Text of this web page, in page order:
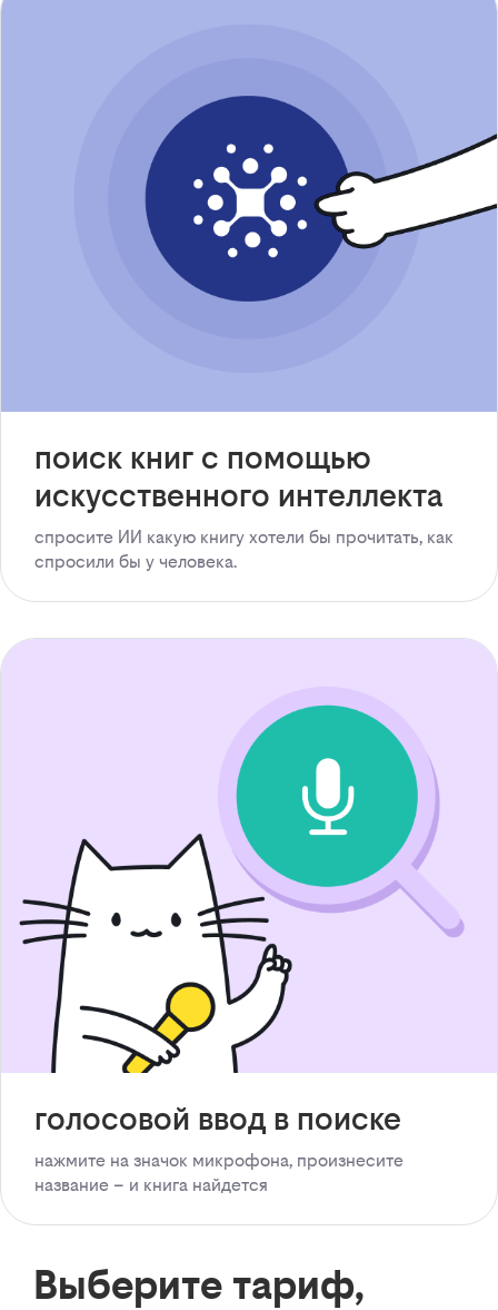
поиск книг с помощью
искусственного интеллекта
спросите ИИ какую книгу хотели бы прочитать, как
спросили бы у человека.
голосовой ввод в поиске
нажмите на значок микрофона, произнесите
название – и книга найдется
Выберите тариф,